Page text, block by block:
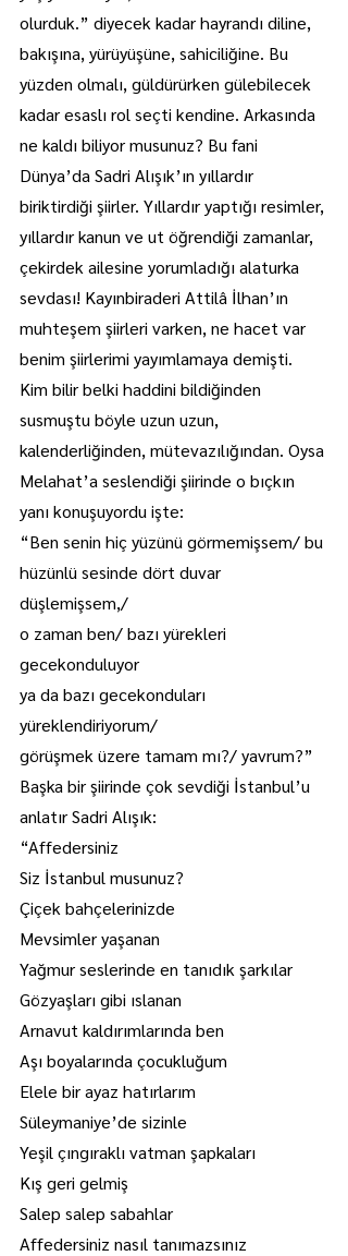
olurduk.” diyecek kadar hayrandı diline,
bakışına, yürüyüşüne, sahiciliğine. Bu
yüzden olmalı, güldürürken gülebilecek
kadar esaslı rol seçti kendine. Arkasında
ne kaldı biliyor musunuz? Bu fani
Dünya’da Sadri Alışık’ın yıllardır
biriktirdiği şiirler. Yıllardır yaptığı resimler,
yıllardır kanun ve ut öğrendiği zamanlar,
çekirdek ailesine yorumladığı alaturka
sevdası! Kayınbiraderi Attilâ İlhan’ın
muhteşem şiirleri varken, ne hacet var
benim şiirlerimi yayımlamaya demişti.
Kim bilir belki haddini bildiğinden
susmuştu böyle uzun uzun,
kalenderliğinden, mütevazılığından. Oysa
Melahat’a seslendiği şiirinde o bıçkın
yanı konuşuyordu işte:
“Ben senin hiç yüzünü görmemişsem/ bu
hüzünlü sesinde dört duvar
düşlemişsem,/
o zaman ben/ bazı yürekleri
gecekonduluyor
ya da bazı gecekonduları
yüreklendiriyorum/
görüşmek üzere tamam mı?/ yavrum?”
Başka bir şiirinde çok sevdiği İstanbul’u
anlatır Sadri Alışık:
“Affedersiniz
Siz İstanbul musunuz?
Çiçek bahçelerinizde
Mevsimler yaşanan
Yağmur seslerinde en tanıdık şarkılar
Gözyaşları gibi ıslanan
Arnavut kaldırımlarında ben
Aşı boyalarında çocukluğum
Elele bir ayaz hatırlarım
Süleymaniye’de sizinle
Yeşil çıngıraklı vatman şapkaları
Kış geri gelmiş
Salep salep sabahlar
Affedersiniz nasıl tanımazsınız